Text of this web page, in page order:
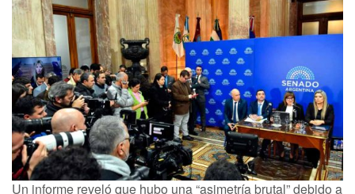
Un informe reveló que hubo una “asimetría brutal” debido a